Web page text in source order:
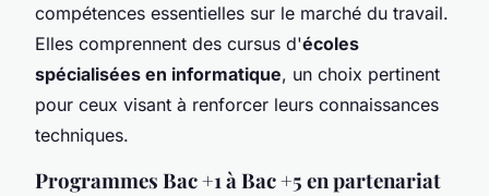
compétences essentielles sur le marché du travail.
Elles comprennent des cursus d'écoles
spécialisées en informatique, un choix pertinent
pour ceux visant à renforcer leurs connaissances
techniques.
Programmes Bac +1 à Bac +5 en partenariat